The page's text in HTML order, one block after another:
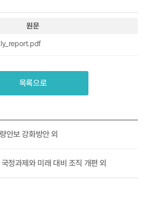
원문
목록으로
안보 강화방안 외
정과제와 미래 대비 조직 개편 외